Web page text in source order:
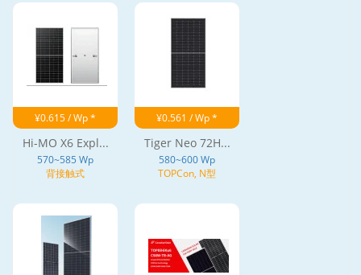
¥0.615 / Wp *
Hi-MO X6 Expl...
570~585 Wp
背接触式
¥0.561 / Wp *
Tiger Neo 72H...
580~600 Wp
TOPCon, N型